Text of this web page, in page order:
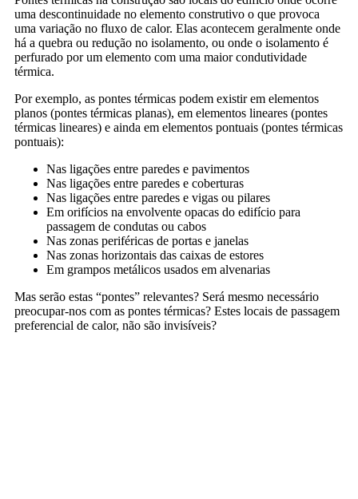
uma descontinuidade no elemento construtivo o que provoca
uma variação no fluxo de calor. Elas acontecem geralmente onde
há a quebra ou redução no isolamento, ou onde o isolamento é
perfurado por um elemento com uma maior condutividade
térmica.
Por exemplo, as pontes térmicas podem existir em elementos
planos (pontes térmicas planas), em elementos lineares (pontes
térmicas lineares) e ainda em elementos pontuais (pontes térmicas
pontuais):
Nas ligações entre paredes e pavimentos
Nas ligações entre paredes e coberturas
Nas ligações entre paredes e vigas ou pilares
Em orifícios na envolvente opacas do edifício para
passagem de condutas ou cabos
Nas zonas periféricas de portas e janelas
Nas zonas horizontais das caixas de estores
Em grampos metálicos usados em alvenarias
Mas serão estas “pontes” relevantes? Será mesmo necessário
preocupar-nos com as pontes térmicas? Estes locais de passagem
preferencial de calor, não são invisíveis?